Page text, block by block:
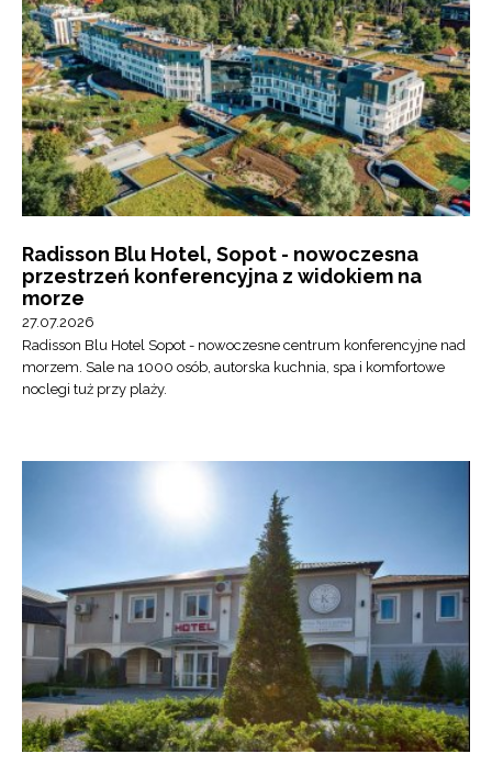
Radisson Blu Hotel, Sopot - nowoczesna
przestrzeń konferencyjna z widokiem na
morze
27.07.2026
Radisson Blu Hotel Sopot - nowoczesne centrum konferencyjne nad
morzem. Sale na 1000 osób, autorska kuchnia, spa i komfortowe
noclegi tuż przy plaży.